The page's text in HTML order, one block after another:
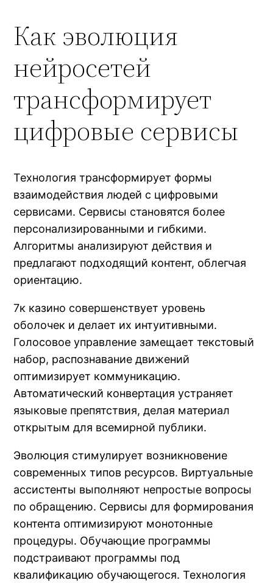
Как эволюция
нейросетей
трансформирует
цифровые сервисы
Технология трансформирует формы
взаимодействия людей с цифровыми
сервисами. Сервисы становятся более
персонализированными и гибкими.
Алгоритмы анализируют действия и
предлагают подходящий контент, облегчая
ориентацию.
7к казино совершенствует уровень
оболочек и делает их интуитивными.
Голосовое управление замещает текстовый
набор, распознавание движений
оптимизирует коммуникацию.
Автоматический конвертация устраняет
языковые препятствия, делая материал
открытым для всемирной публики.
Эволюция стимулирует возникновение
современных типов ресурсов. Виртуальные
ассистенты выполняют непростые вопросы
по обращению. Сервисы для формирования
контента оптимизируют монотонные
процедуры. Обучающие программы
подстраивают программы под
квалификацию обучающегося. Технология